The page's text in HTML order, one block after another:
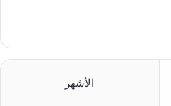
الأشهر